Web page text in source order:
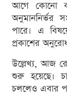
আগে কোনো
অনুমাননির্ভর
পারে। এ
প্রকাশের
উল্লেখ্য, আজ
শুরু হয়েছে।
চললেও এবার